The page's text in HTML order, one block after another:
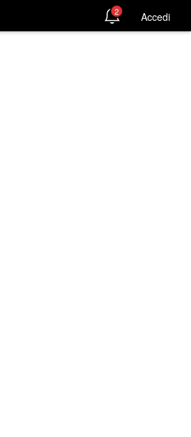
2 Accedi